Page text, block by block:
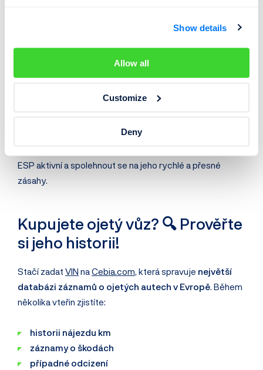
Show details
Allow all
Customize
Deny
moderních automobilů. Neustále hlídá stabilitu vozu,
nehody. Přestože jeho vypnutí může mít smysl ve
ESP aktivní a spolehnout se na jeho rychlé a přesné
zásahy.
Kupujete ojetý vůz? 🔍 Prověřte
si jeho historii!
Stačí zadat VIN na Cebia.com , která spravuje největší
databázi záznamů o ojetých autech v Evropě . Během
několika vteřin zjistíte:
historii nájezdu km
záznamy o škodách
případné odcizení